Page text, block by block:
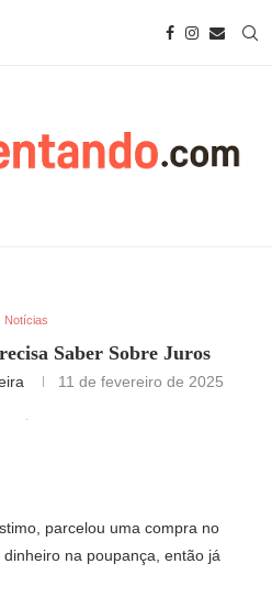
Notícias
Saber Sobre Juros
11 de fevereiro de 2025
parcelou uma compra no
na poupança, então já